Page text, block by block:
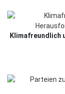
Klimafreundlich